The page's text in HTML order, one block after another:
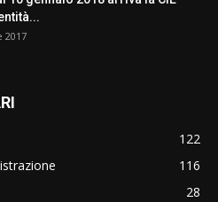
2017
122
116
28